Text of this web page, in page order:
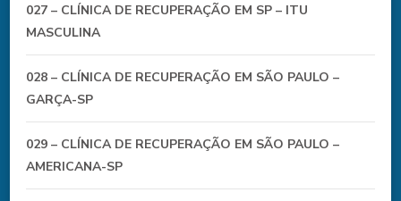
027 – CLÍNICA DE RECUPERAÇÃO EM SP – ITU
MASCULINA
028 – CLÍNICA DE RECUPERAÇÃO EM SÃO PAULO –
GARÇA-SP
029 – CLÍNICA DE RECUPERAÇÃO EM SÃO PAULO –
AMERICANA-SP